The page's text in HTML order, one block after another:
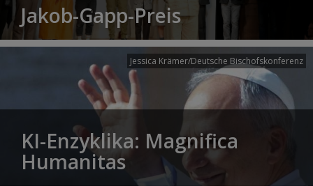
Jakob-Gapp-Preis
Jessica Krämer/Deutsche Bischofskonferenz
KI-Enzyklika: Magnifica
Humanitas